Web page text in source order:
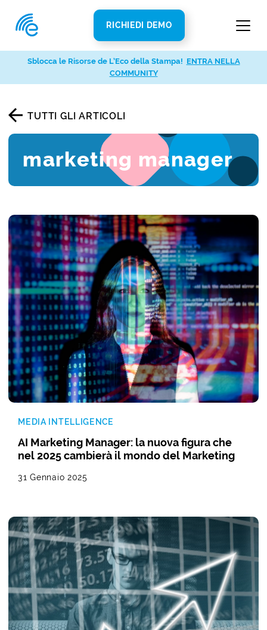
RICHIEDI DEMO
TUTTI GLI ARTICOLI
marketing manager
MEDIA INTELLIGENCE
AI Marketing Manager: la nuova figura che
nel 2025 cambierà il mondo del Marketing
31 Gennaio 2025
Sblocca le Risorse de L’Eco della Stampa! ENTRA NELLA
COMMUNITY